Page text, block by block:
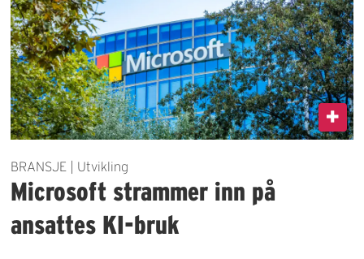
BRANSJE | Utvikling
Microsoft strammer inn på
ansattes KI-bruk